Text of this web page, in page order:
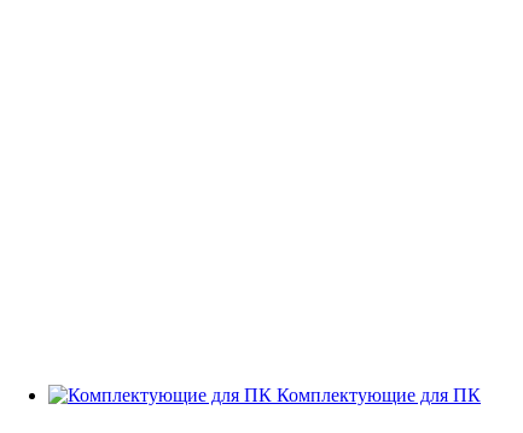
Комплектующие для ПК